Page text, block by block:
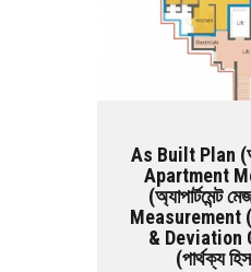
As Built Plan
Apartment
(অ্যাপার্টমেন্ট
Measurement
& Deviation
(পার্থক্য